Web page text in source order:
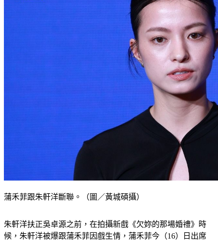
蒲禾菲跟朱軒洋斷聯。（圖／黃城碩攝）
朱軒洋扶正吳卓源之前，在拍攝新戲《欠妳的那場婚禮》時
候，朱軒洋被爆跟蒲禾菲因戲生情，蒲禾菲今（16）日出席